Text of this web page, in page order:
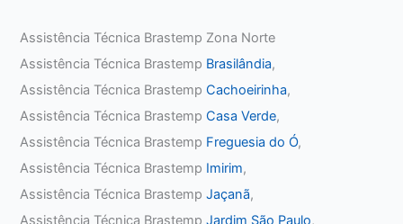
Assistência Técnica Brastemp Zona Norte
Assistência Técnica Brastemp Brasilândia,
Assistência Técnica BrastempCachoeirinha,
Assistência Técnica BrastempCasa Verde,
Assistência Técnica Brastemp Freguesia do Ó,
Assistência Técnica Brastemp Imirim,
Assistência Técnica BrastempJaçanã,